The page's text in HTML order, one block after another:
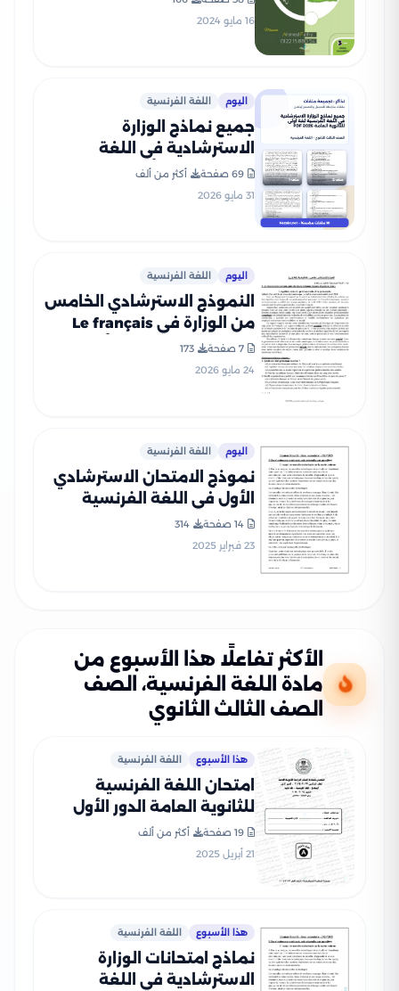
16 مايو 2024
اليوم اللغة الفرنسية
جميع نماذج الوزارة
الاسترشادية في اللغة
الفرنسية لغة أولى للثانوية
العامة 2026 PDF
69 صفحة
أكثر من ألف
31 مايو 2026
اليوم اللغة الفرنسية
النموذج الاسترشادي الخامس
من الوزارة في Le français
اللغة الفرنسية (لغة أولى)
للثانوية العامة 2026
7 صفحة
173
24 مايو 2026
اليوم اللغة الفرنسية
نموذج الامتحان الاسترشادي
الأول في اللغة الفرنسية
14 صفحة
314
23 فبراير 2025
الأكثر تفاعلًا هذا الأسبوع من
مادة اللغة الفرنسية، الصف
الصف الثالث الثانوي
هذا الأسبوع اللغة الفرنسية
امتحان اللغة الفرنسية
للثانوية العامة الدور الأول
الرسمية
19 صفحة
أكثر من ألف
21 أبريل 2025
هذا الأسبوع اللغة الفرنسية
نماذج امتحانات الوزارة
الاسترشادية في اللغة